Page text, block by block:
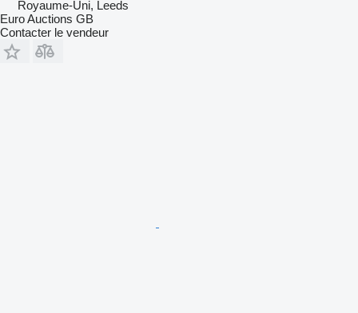
Royaume-Uni, Leeds
Euro Auctions GB
Contacter le vendeur